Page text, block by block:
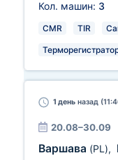
Кол. машин: 3
CMR TIR
1 день назад
20.08–30.09
Варшава (PL),